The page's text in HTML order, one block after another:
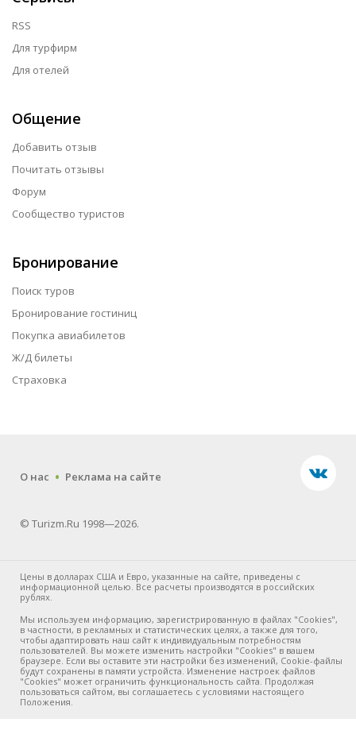
RSS
Для турфирм
Для отелей
Общение
Добавить отзыв
Почитать отзывы
Форум
Сообщество туристов
Бронирование
Поиск туров
Бронирование гостиниц
Покупка авиабилетов
Ж/Д билеты
Страховка
О нас . Реклама на сайте
© Turizm.Ru 1998—2026.
Цены в долларах США и Евро, указанные на сайте, приведены с
информационной целью. Все расчеты производятся в российских
рублях.
Мы используем информацию, зарегистрированную в файлах "Cookies",
в частности, в рекламных и статистических целях, а также для того,
чтобы адаптировать наш сайт к индивидуальным потребностям
пользователей. Вы можете изменить настройки "Cookies" в вашем
браузере. Если вы оставите эти настройки без изменений, Cookie-файлы
будут сохранены в памяти устройста. Изменение настроек файлов
"Cookies" может ограничить функциональность сайта. Продолжая
пользоваться сайтом, вы соглашаетесь с условиями настоящего
Положения.